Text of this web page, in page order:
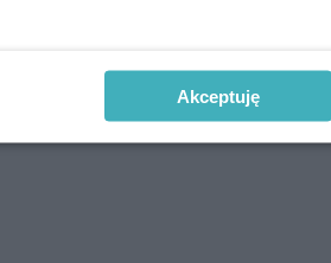
Akceptuję